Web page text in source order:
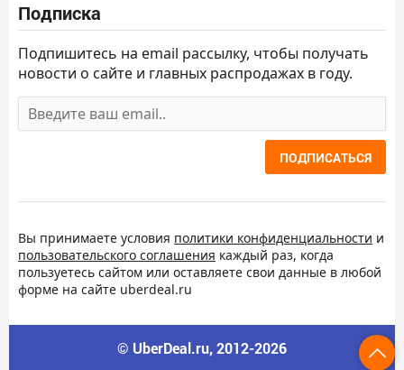
Подписка
Подпишитесь на email рассылку, чтобы получать
новости о сайте и главных распродажах в году.
ПОДПИСАТЬСЯ
Вы принимаете условия политики конфиденциальности и
пользовательского соглашения каждый раз, когда
пользуетесь сайтом или оставляете свои данные в любой
форме на сайте uberdeal.ru
© UberDeal.ru, 2012-2026